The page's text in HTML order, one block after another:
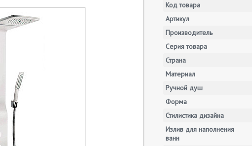
Код товара
Артикул
Производитель
Серия товара
Страна
Материал
Ручной душ
Форма
Стилистика дизайна
Излив для наполнения
ванн